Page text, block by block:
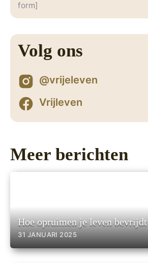
form]
Volg ons
@vrijeleven
Vrijleven
Meer berichten
Hoe opruimen je leven bevrijdt
31 JANUARI 2025